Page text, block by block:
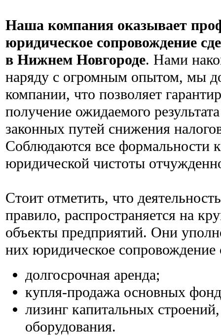
Наша компания оказывает
юридическое сопровождение
в Нижнем Новгороде. Нами
наряду с огромным опытом, мы
компании, что позволяет
получение ожидаемого
законных путей снижения
Соблюдаются все формальности
юридической чистоты
Стоит отметить, что
правило, распространяется на
объекты предприятий. Они
них юридическое
долгосрочная аренда;
купля-продажа основных
лизинг капитальных
оборудования.